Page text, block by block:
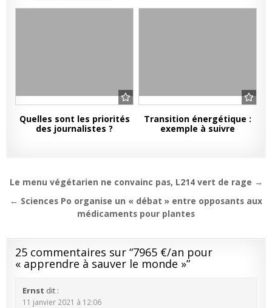
Quelles sont les priorités
des journalistes ?
Transition énergétique :
exemple à suivre
Navigation
de
Le menu végétarien ne convainc pas, L214 vert de rage →
← Sciences Po organise un « débat » entre opposants aux
médicaments pour plantes
25 commentaires sur “7965 €/an pour
« apprendre à sauver le monde »”
Ernst dit :
11 janvier 2021 à 12:06